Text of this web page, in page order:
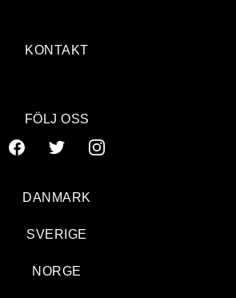
KONTAKT
FÖLJ OSS
DANMARK
SVERIGE
NORGE